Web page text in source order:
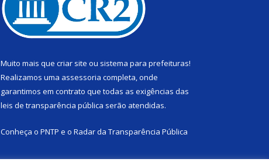
Muito mais que criar site ou sistema para prefeituras!
Realizamos uma assessoria completa, onde
garantimos em contrato que todas as exigências das
leis de transparência pública serão atendidas.
Conheça o PNTP e o Radar da Transparência Pública